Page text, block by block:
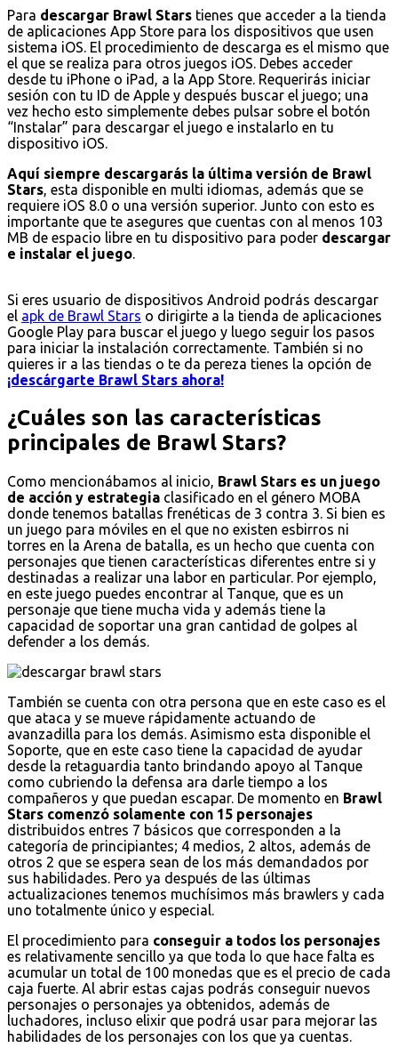
Para descargar Brawl Stars tienes que acceder a la tienda
de aplicaciones App Store para los dispositivos que usen
sistema iOS. El procedimiento de descarga es el mismo que
el que se realiza para otros juegos iOS. Debes acceder
desde tu iPhone o iPad, a la App Store. Requerirás iniciar
sesión con tu ID de Apple y después buscar el juego; una
vez hecho esto simplemente debes pulsar sobre el botón
“Instalar” para descargar el juego e instalarlo en tu
dispositivo iOS.
Aquí siempre descargarás la última versión de Brawl
Stars, esta disponible en multi idiomas, además que se
requiere iOS 8.0 o una versión superior. Junto con esto es
importante que te asegures que cuentas con al menos 103
MB de espacio libre en tu dispositivo para poder descargar
e instalar el juego.
Si eres usuario de dispositivos Android podrás descargar
el apk de Brawl Stars o dirigirte a la tienda de aplicaciones
Google Play para buscar el juego y luego seguir los pasos
para iniciar la instalación correctamente. También si no
quieres ir a las tiendas o te da pereza tienes la opción de
¡descárgarte Brawl Stars ahora!
¿Cuáles son las características
principales de Brawl Stars?
Como mencionábamos al inicio, Brawl Stars es un juego
de acción y estrategia clasificado en el género MOBA
donde tenemos batallas frenéticas de 3 contra 3. Si bien es
un juego para móviles en el que no existen esbirros ni
torres en la Arena de batalla, es un hecho que cuenta con
personajes que tienen características diferentes entre si y
destinadas a realizar una labor en particular. Por ejemplo,
en este juego puedes encontrar al Tanque, que es un
personaje que tiene mucha vida y además tiene la
capacidad de soportar una gran cantidad de golpes al
defender a los demás.
También se cuenta con otra persona que en este caso es el
que ataca y se mueve rápidamente actuando de
avanzadilla para los demás. Asimismo esta disponible el
Soporte, que en este caso tiene la capacidad de ayudar
desde la retaguardia tanto brindando apoyo al Tanque
como cubriendo la defensa ara darle tiempo a los
compañeros y que puedan escapar. De momento en Brawl
Stars comenzó solamente con 15 personajes
distribuidos entres 7 básicos que corresponden a la
categoría de principiantes; 4 medios, 2 altos, además de
otros 2 que se espera sean de los más demandados por
sus habilidades. Pero ya después de las últimas
actualizaciones tenemos muchísimos más brawlers y cada
uno totalmente único y especial.
El procedimiento para conseguir a todos los personajes
es relativamente sencillo ya que toda lo que hace falta es
acumular un total de 100 monedas que es el precio de cada
caja fuerte. Al abrir estas cajas podrás conseguir nuevos
personajes o personajes ya obtenidos, además de
luchadores, incluso elixir que podrá usar para mejorar las
habilidades de los personajes con los que ya cuentas.